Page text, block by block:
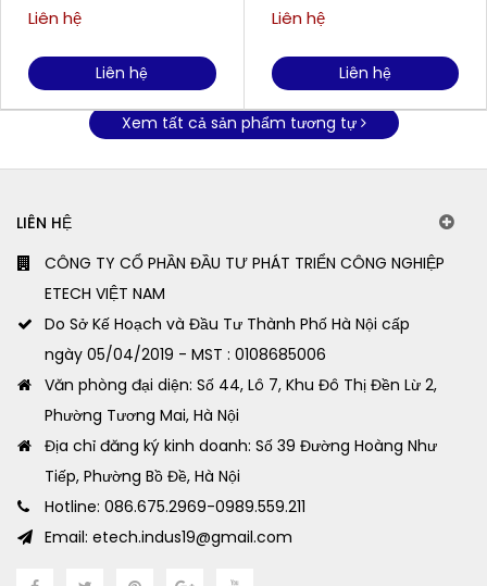
Liên hệ
Liên hệ
Liên hệ
Liên hệ
Xem tất cả sản phẩm tương tự
LIÊN HỆ
CÔNG TY CỔ PHẦN ĐẦU TƯ PHÁT TRIỂN CÔNG NGHIỆP
ETECH VIỆT NAM
Do Sở Kế Hoạch và Đầu Tư Thành Phố Hà Nội cấp
ngày 05/04/2019 - MST : 0108685006
Văn phòng đại diện: Số 44, Lô 7, Khu Đô Thị Đền Lừ 2,
Phường Tương Mai, Hà Nội
Địa chỉ đăng ký kinh doanh: Số 39 Đường Hoàng Như
Tiếp, Phường Bồ Đề, Hà Nội
Hotline: 086.675.2969-0989.559.211
Email: etech.indus19@gmail.com